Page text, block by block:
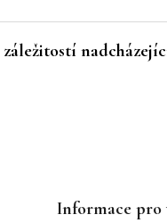
Informace pro